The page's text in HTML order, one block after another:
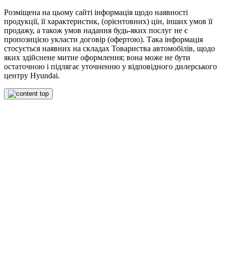
Розміщена на цьому сайті інформація щодо наявності
продукції, її характеристик, (орієнтовних) цін, інших умов її
продажу, а також умов надання будь-яких послуг не є
пропозицією укласти договір (офертою). Така інформація
стосується наявних на складах Товариства автомобілів, щодо
яких здійснене митне оформлення; вона може не бути
остаточною і підлягає уточненню у відповідного дилерського
центру Hyundai.